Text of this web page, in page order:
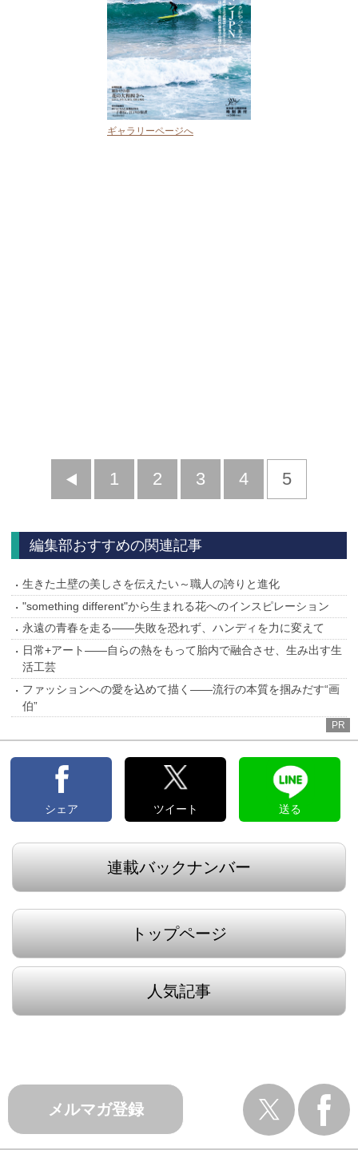
ギャラリーページへ
前
1 2 3 4 5
編集部おすすめの関連記事
生きた土壁の美しさを伝えたい～職人の誇りと進化
"something different"から生まれる花へのインスピレーション
永遠の青春を走る――失敗を恐れず、ハンディを力に変えて
日常+アート――自らの熱をもって胎内で融合させ、生み出す生
活工芸
ファッションへの愛を込めて描く――流行の本質を掴みだす“画
伯”
PR
シェア ツイート 送る
連載バックナンバー
トップページ
人気記事
メルマガ登録